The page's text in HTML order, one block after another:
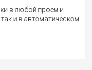
в любой проем и
и в автоматическом